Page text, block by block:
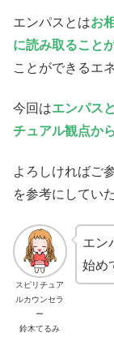
エンパスとはお
に読み取ること
ことができるエ
今回はエンパス
チュアル観点か
よろしければご
を参考にしてい
スピリチュア
ルカウンセラ
ー
鈴木てるみ
エン
始め